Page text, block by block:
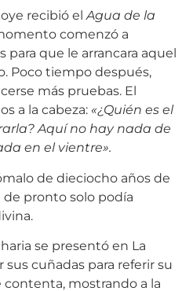
recibió elAgua de la
comenzó a
para que le arrancara aquel
Poco tiempo después,
más pruebas. El
a la cabeza: «¿Quién es el
Aquí no hay nada de
en el vientre».
de dieciocho años de
de pronto solo podía
se presentó en La
sus cuñadas para referir su
contenta, mostrando a la